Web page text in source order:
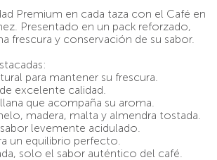
Premium en cada taza con el Café en
Presentado en un pack reforzado,
frescura y conservación de su sabor.
para mantener su frescura.
excelente calidad.
que acompaña su aroma.
madera, malta y almendra tostada.
levemente acidulado.
un equilibrio perfecto.
solo el sabor auténtico del café.